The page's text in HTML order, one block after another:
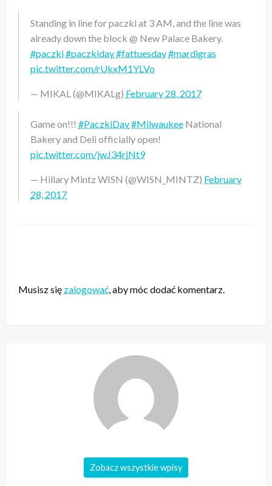
Standing in line for paczki at 3 AM, and the line was
already down the block @ New Palace Bakery.
#paczki#paczkiday#fattuesday#mardigras
pic.twitter.com/rUkxM1YLVo
— MIKAL (@MIKALg) February 28, 2017
Game on!!! #PaczkiDay#Milwaukee National
Bakery and Deli officially open!
pic.twitter.com/jwJ34rjNt9
— Hillary Mintz WISN (@WISN_MINTZ) February
28, 2017
Musisz się zalogować, aby móc dodać komentarz.
Zobacz wszystkie wpisy